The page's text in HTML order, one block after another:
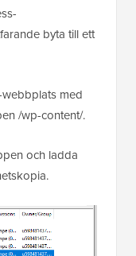
byta till ett
med
/wp-content/.
och ladda